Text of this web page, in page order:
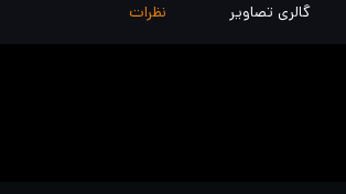
گالری تصاویر نظرات